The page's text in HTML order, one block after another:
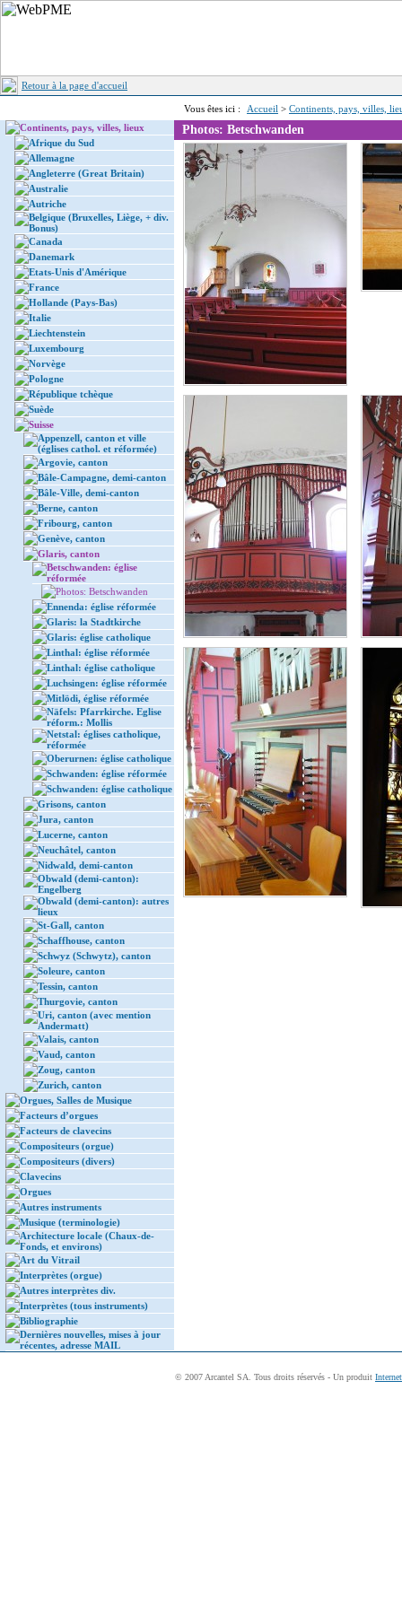
Retour à la page d'accueil
Vous êtes ici : Accueil > Continents, pays, villes,
Continents, pays, villes, lieux
Afrique du Sud
Allemagne
Angleterre (Great Britain)
Australie
Autriche
Belgique (Bruxelles, Liège, + div.
Bonus)
Canada
Danemark
Etats-Unis d'Amérique
France
Hollande (Pays-Bas)
Italie
Liechtenstein
Luxembourg
Norvège
Pologne
République tchèque
Suède
Suisse
Appenzell, canton et ville
(églises cathol. et réformée)
Argovie, canton
Bâle-Campagne, demi-canton
Bâle-Ville, demi-canton
Berne, canton
Fribourg, canton
Genève, canton
Glaris, canton
Betschwanden: église
réformée
Photos: Betschwanden
Ennenda: église réformée
Glaris: la Stadtkirche
Glaris: église catholique
Linthal: église réformée
Linthal: église catholique
Luchsingen: église réformée
Mitlödi, église réformée
Näfels: Pfarrkirche. Eglise
réform.: Mollis
Netstal: églises catholique,
réformée
Oberurnen: église catholique
Schwanden: église réformée
Schwanden: église catholique
Grisons, canton
Jura, canton
Lucerne, canton
Neuchâtel, canton
Nidwald, demi-canton
Obwald (demi-canton):
Engelberg
Obwald (demi-canton): autres
lieux
St-Gall, canton
Schaffhouse, canton
Schwyz (Schwytz), canton
Soleure, canton
Tessin, canton
Thurgovie, canton
Uri, canton (avec mention
Andermatt)
Valais, canton
Vaud, canton
Zoug, canton
Zurich, canton
Orgues, Salles de Musique
Facteurs d’orgues
Facteurs de clavecins
Compositeurs (orgue)
Compositeurs (divers)
Clavecins
Orgues
Autres instruments
Musique (terminologie)
Architecture locale (Chaux-de-
Fonds, et environs)
Art du Vitrail
Interprètes (orgue)
Autres interprètes div.
Interprètes (tous instruments)
Bibliographie
Dernières nouvelles, mises à jour
récentes, adresse MAIL
Photos: Betschwanden
© 2007 Arcantel SA. Tous droits réservés - Un produit